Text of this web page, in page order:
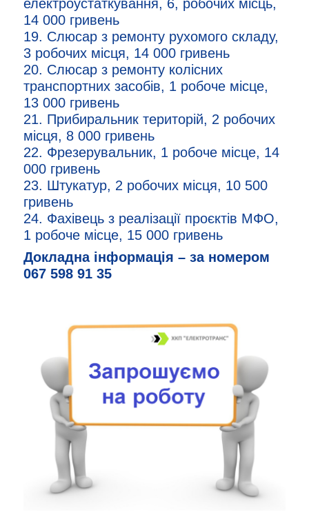
електроустаткування, 6, робочих місць,
14 000 гривень
19. Слюсар з ремонту рухомого складу,
3 робочих місця, 14 000 гривень
20. Слюсар з ремонту колісних
транспортних засобів, 1 робоче місце,
13 000 гривень
21. Прибиральник територій, 2 робочих
місця, 8 000 гривень
22. Фрезерувальник, 1 робоче місце, 14
000 гривень
23. Штукатур, 2 робочих місця, 10 500
гривень
24. Фахівець з реалізації проєктів МФО,
1 робоче місце, 15 000 гривень
Докладна інформація – за номером
067 598 91 35